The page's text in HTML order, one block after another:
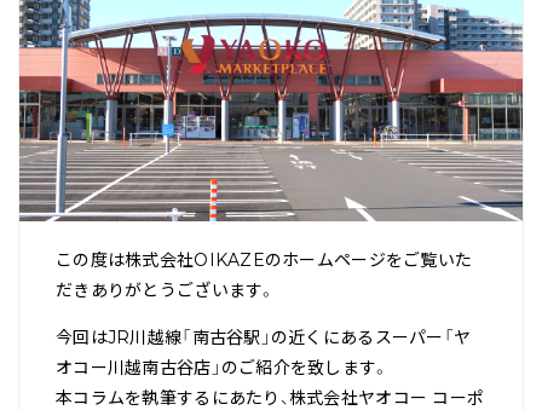
この度は株式会社OIKAZEのホームページをご覧いた
だきありがとうございます。
今回はJR川越線「南古谷駅」の近くにあるスーパー「ヤ
オコー川越南古谷店」のご紹介を致します。
本コラムを執筆するにあたり、株式会社ヤオコー コーポ